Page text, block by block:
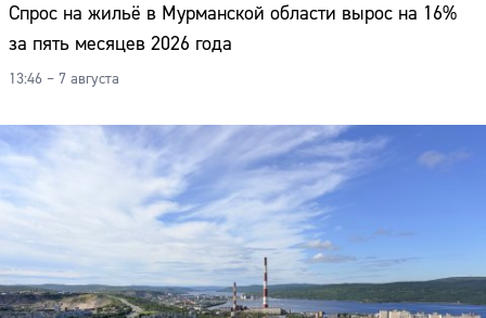
Спрос на жильё в Мурманской области вырос на 16%
за пять месяцев 2026 года
13:46 – 7 августа